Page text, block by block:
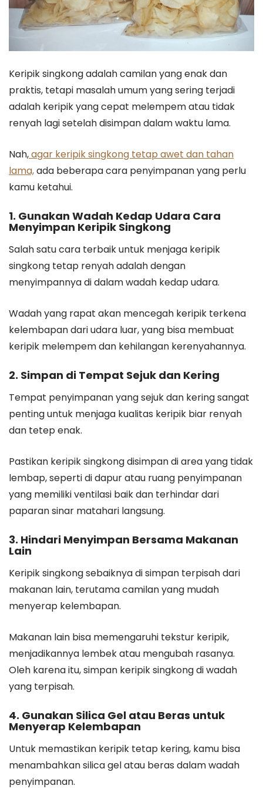
Keripik singkong adalah camilan yang enak dan
praktis, tetapi masalah umum yang sering terjadi
adalah keripik yang cepat melempem atau tidak
renyah lagi setelah disimpan dalam waktu lama.
Nah,agar keripik singkong tetap awet dan tahan
lama,ada beberapa cara penyimpanan yang perlu
kamu ketahui.
1. Gunakan Wadah Kedap Udara Cara
Menyimpan Keripik Singkong
Salah satu cara terbaik untuk menjaga keripik
singkong tetap renyah adalah dengan
menyimpannya di dalam wadah kedap udara.
Wadah yang rapat akan mencegah keripik terkena
kelembapan dari udara luar, yang bisa membuat
keripik melempem dan kehilangan kerenyahannya.
2. Simpan di Tempat Sejuk dan Kering
Tempat penyimpanan yang sejuk dan kering sangat
penting untuk menjaga kualitas keripik biar renyah
dan tetep enak.
Pastikan keripik singkong disimpan di area yang tidak
lembap, seperti di dapur atau ruang penyimpanan
yang memiliki ventilasi baik dan terhindar dari
paparan sinar matahari langsung.
3. Hindari Menyimpan Bersama Makanan
Lain
Keripik singkong sebaiknya di simpan terpisah dari
makanan lain, terutama camilan yang mudah
menyerap kelembapan.
Makanan lain bisa memengaruhi tekstur keripik,
menjadikannya lembek atau mengubah rasanya.
Oleh karena itu, simpan keripik singkong di wadah
yang terpisah.
4. Gunakan Silica Gel atau Beras untuk
Menyerap Kelembapan
Untuk memastikan keripik tetap kering, kamu bisa
menambahkan silica gel atau beras dalam wadah
penyimpanan.